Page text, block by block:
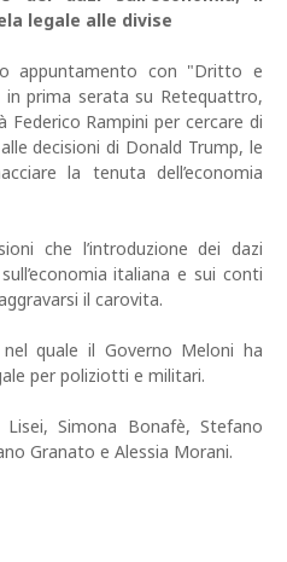
legale alle divise
appuntamento con "Dritto e
prima serata su Retequattro,
Rampini per cercare di
decisioni di Donald Trump, le
la tenuta dell’economia
che l’introduzione dei dazi
italiana e sui conti
il carovita.
quale il Governo Meloni ha
per poliziotti e militari.
Simona Bonafè, Stefano
Granato e Alessia Morani.